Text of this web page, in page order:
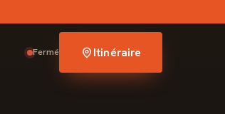
Fermé Itinéraire